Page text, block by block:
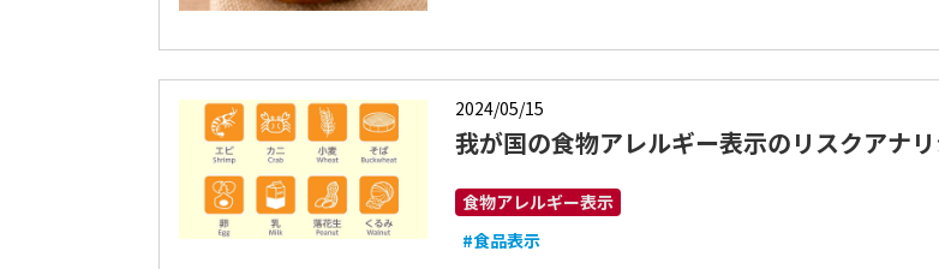
2024/05/15
我が国の食物アレルギー表示のリスクアナ
食物アレルギー表示
#食品表示